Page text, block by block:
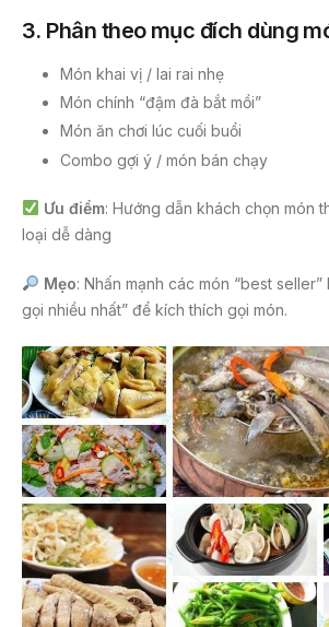
3. Phân theo mục đích dùng
Món khai vị / lai rai nhẹ
Món chính “đậm đà bắt mồi”
Món ăn chơi lúc cuối buổi
Combo gợi ý / món bán chạy
Ưu điểm: Hướng dẫn khách chọn món
loại dễ dàng
Mẹo: Nhấn mạnh các món “best
gọi nhiều nhất” để kích thích gọi món.